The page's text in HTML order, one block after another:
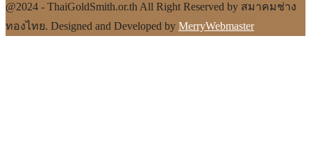
@2024 - ThaiGoldSmith.or.th All Right Reserved by สมาคมช่าง
ทองไทย. Designed and Developed by MerryWebmaster